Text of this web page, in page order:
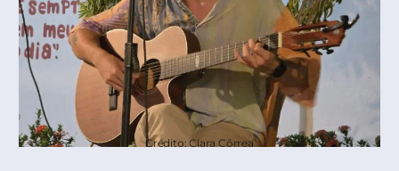
Crédito: Clara Côrrea